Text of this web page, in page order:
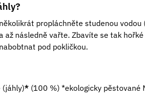
propláchněte studenou
až následně vařte. Zbavíte se tak
pod pokličkou.
(jáhly)* (100 %) *ekologicky pěstované